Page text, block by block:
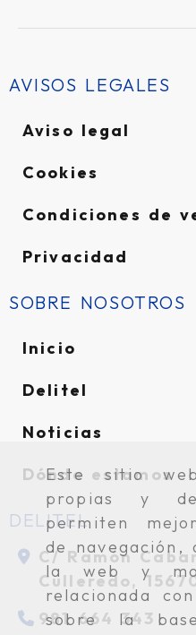
Este sitio
propias y
permiten
de navegación,
la web y
relacionada
sobre la
AVISOS LEGALES
Aviso legal
Cookies
Condiciones de
Privacidad
SOBRE NOSOTROS
Inicio
Delitel
Noticias
Dónde estamos
DELITEL
C/ Ramón
Culleredo,
981 664 343